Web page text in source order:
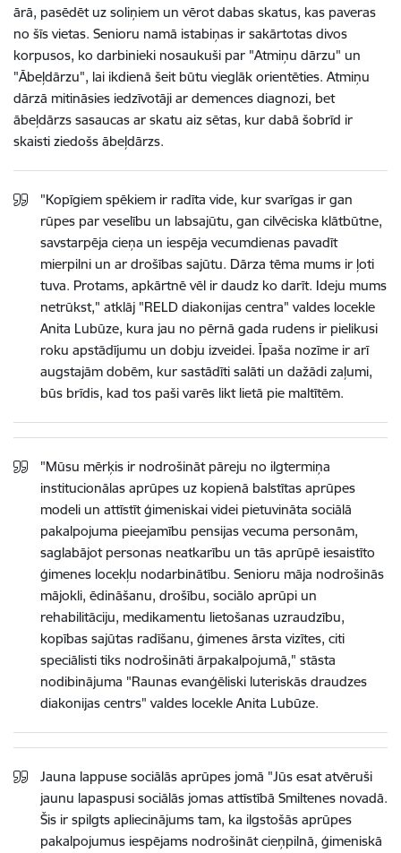
ārā, pasēdēt uz soliņiem un vērot dabas skatus, kas paveras
no šīs vietas. Senioru namā istabiņas ir sakārtotas divos
korpusos, ko darbinieki nosaukuši par "Atmiņu dārzu" un
"Ābeļdārzu", lai ikdienā šeit būtu vieglāk orientēties. Atmiņu
dārzā mitināsies iedzīvotāji ar demences diagnozi, bet
ābeļdārzs sasaucas ar skatu aiz sētas, kur dabā šobrīd ir
skaisti ziedošs ābeļdārzs.
"Kopīgiem spēkiem ir radīta vide, kur svarīgas ir gan
rūpes par veselību un labsajūtu, gan cilvēciska klātbūtne,
savstarpēja cieņa un iespēja vecumdienas pavadīt
mierpilni un ar drošības sajūtu. Dārza tēma mums ir ļoti
tuva. Protams, apkārtnē vēl ir daudz ko darīt. Ideju mums
netrūkst," atklāj "RELD diakonijas centra" valdes locekle
Anita Lubūze, kura jau no pērnā gada rudens ir pielikusi
roku apstādījumu un dobju izveidei. Īpaša nozīme ir arī
augstajām dobēm, kur sastādīti salāti un dažādi zaļumi,
būs brīdis, kad tos paši varēs likt lietā pie maltītēm.
"Mūsu mērķis ir nodrošināt pāreju no ilgtermiņa
institucionālas aprūpes uz kopienā balstītas aprūpes
modeli un attīstīt ģimeniskai videi pietuvināta sociālā
pakalpojuma pieejamību pensijas vecuma personām,
saglabājot personas neatkarību un tās aprūpē iesaistīto
ģimenes locekļu nodarbinātību. Senioru māja nodrošinās
mājokli, ēdināšanu, drošību, sociālo aprūpi un
rehabilitāciju, medikamentu lietošanas uzraudzību,
kopības sajūtas radīšanu, ģimenes ārsta vizītes, citi
speciālisti tiks nodrošināti ārpakalpojumā," stāsta
nodibinājuma "Raunas evanģēliski luteriskās draudzes
diakonijas centrs" valdes locekle Anita Lubūze.
Jauna lappuse sociālās aprūpes jomā "Jūs esat atvēruši
jaunu lapaspusi sociālās jomas attīstībā Smiltenes novadā.
Šis ir spilgts apliecinājums tam, ka ilgstošās aprūpes
pakalpojumus iespējams nodrošināt cieņpilnā, ģimeniskā